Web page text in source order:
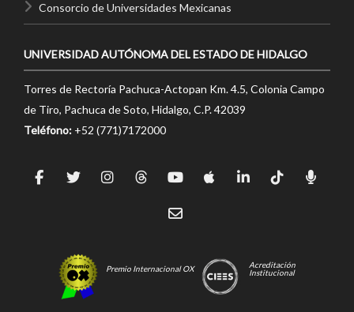
Consorcio de Universidades Mexicanas
UNIVERSIDAD AUTÓNOMA DEL ESTADO DE HIDALGO
Torres de Rectoría Pachuca-Actopan Km. 4.5, Colonia Campo
de Tiro, Pachuca de Soto, Hidalgo, C.P. 42039
Teléfono: +52 (771)7172000
Premio Internacional OX
Acreditación
Institucional